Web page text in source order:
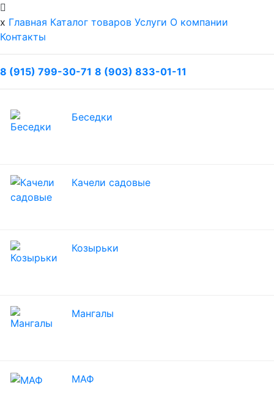
x Главная Каталог товаров Услуги О компании
Контакты
8 (915) 799-30-71 8 (903) 833-01-11
Беседки
Качели садовые
Козырьки
Мангалы
МАФ